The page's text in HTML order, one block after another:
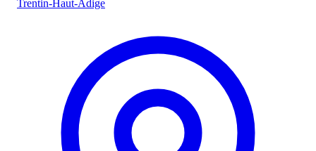
Trentin-Haut-Adige